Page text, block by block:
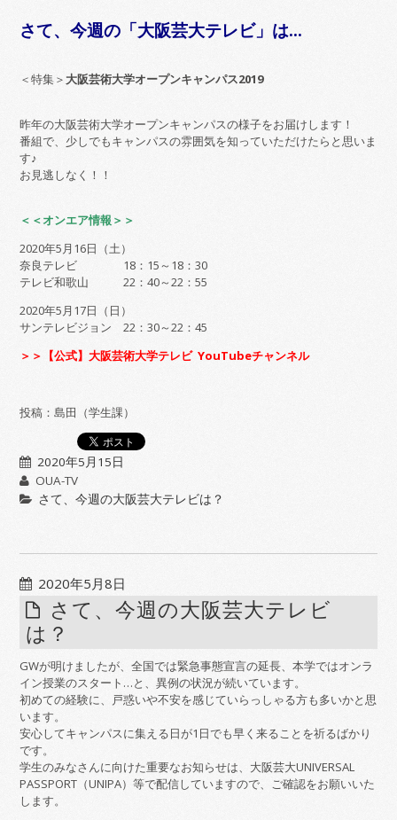
さて、今週の「大阪芸大テレビ」は…
＜特集＞大阪芸術大学オープンキャンパス2019
昨年の大阪芸術大学オープンキャンパスの様子をお届けします！
番組で、少しでもキャンパスの雰囲気を知っていただけたらと思いま
す♪
お見逃しなく！！
＜＜オンエア情報＞＞
2020年5月16日（土）
奈良テレビ 18：15～18：30
テレビ和歌山 22：40～22：55
2020年5月17日（日）
サンテレビジョン 22：30～22：45
＞＞【公式】大阪芸術大学テレビ YouTubeチャンネル
投稿：島田（学生課）
2020年5月15日
OUA-TV
さて、今週の大阪芸大テレビは？
2020年5月8日
さて、今週の大阪芸大テレビ
は？
GWが明けましたが、全国では緊急事態宣言の延長、本学ではオンラ
イン授業のスタート…と、異例の状況が続いています。
初めての経験に、戸惑いや不安を感じていらっしゃる方も多いかと思
います。
安心してキャンパスに集える日が1日でも早く来ることを祈るばかり
です。
学生のみなさんに向けた重要なお知らせは、大阪芸大UNIVERSAL
PASSPORT（UNIPA）等で配信していますので、ご確認をお願いいた
します。